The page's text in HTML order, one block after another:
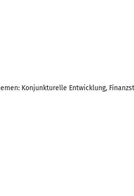
Konjunkturelle Entwicklung,